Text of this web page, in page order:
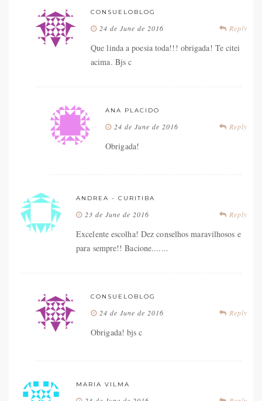
CONSUELOBLOG
Reply
24 de June de 2016
Que linda a poesia toda!!! obrigada! Te citei
acima. Bjs c
ANA PLACIDO
Reply
24 de June de 2016
Obrigada!
ANDREA - CURITIBA
Reply
23 de June de 2016
Excelente escolha! Dez conselhos maravilhosos e
para sempre!! Bacione.......
CONSUELOBLOG
Reply
24 de June de 2016
Obrigada! bjs c
MARIA VILMA